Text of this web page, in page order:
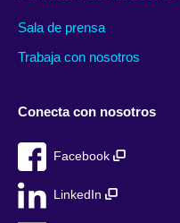
Sala de prensa
Trabaja con nosotros
Conecta con nosotros
Facebook
LinkedIn